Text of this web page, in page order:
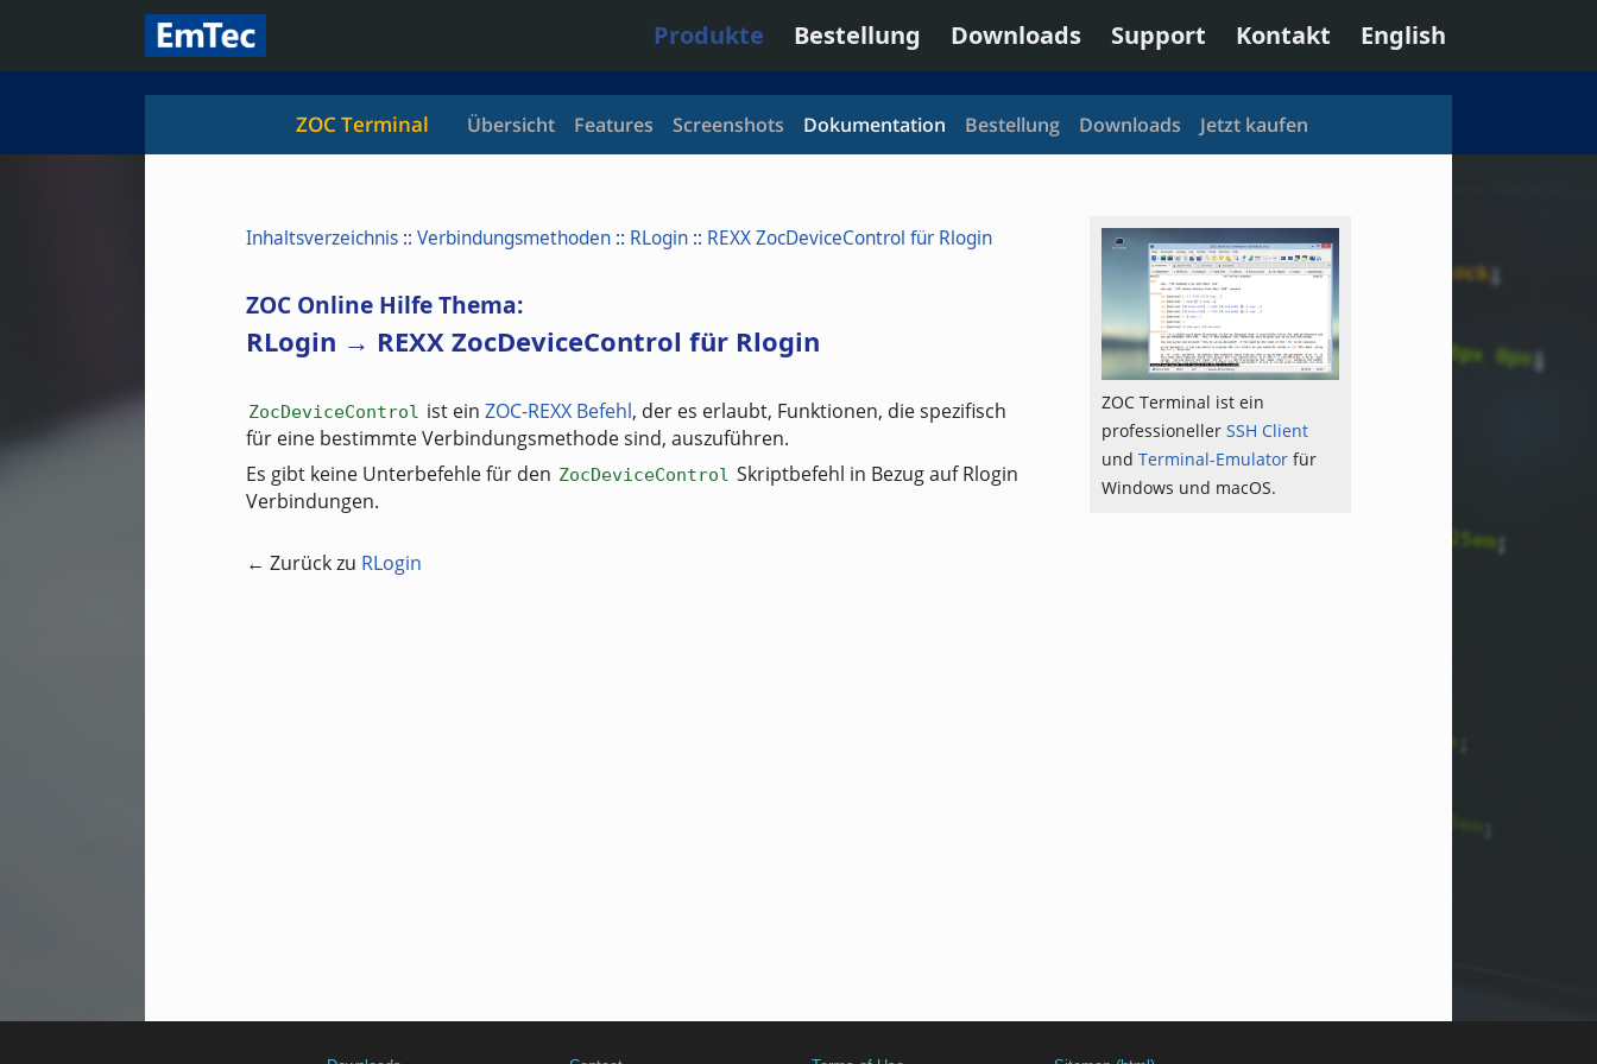
Produkte Bestellung Downloads Support Kontakt English
ZOC Terminal Übersicht Features Screenshots Dokumentation Bestellung Downloads Jetzt kaufen
ZOC Terminal ist ein
professioneller SSH Client
und Terminal-Emulator für
Windows und macOS.
Inhaltsverzeichnis :: Verbindungsmethoden :: RLogin :: REXX ZocDeviceControl für Rlogin
ZOC Online Hilfe Thema:
RLogin → REXX ZocDeviceControl für Rlogin
ZocDeviceControl ist ein ZOC-REXX Befehl, der es erlaubt, Funktionen, die spezifisch
für eine bestimmte Verbindungsmethode sind, auszuführen.
Es gibt keine Unterbefehle für den ZocDeviceControl Skriptbefehl in Bezug auf Rlogin
Verbindungen.
← Zurück zu RLogin